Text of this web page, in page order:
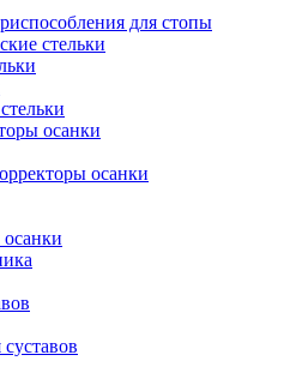
для стопы
стельки
осанки
осанки